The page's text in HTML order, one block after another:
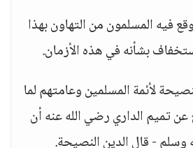
فيه المسلمون من التهاون بهذا
بشأنه في هذه الأزمان.
لأئمة المسلمين وعامتهم لما
تميم الداري رضي الله عنه أن
وسلم - قال الدين النصيحة.